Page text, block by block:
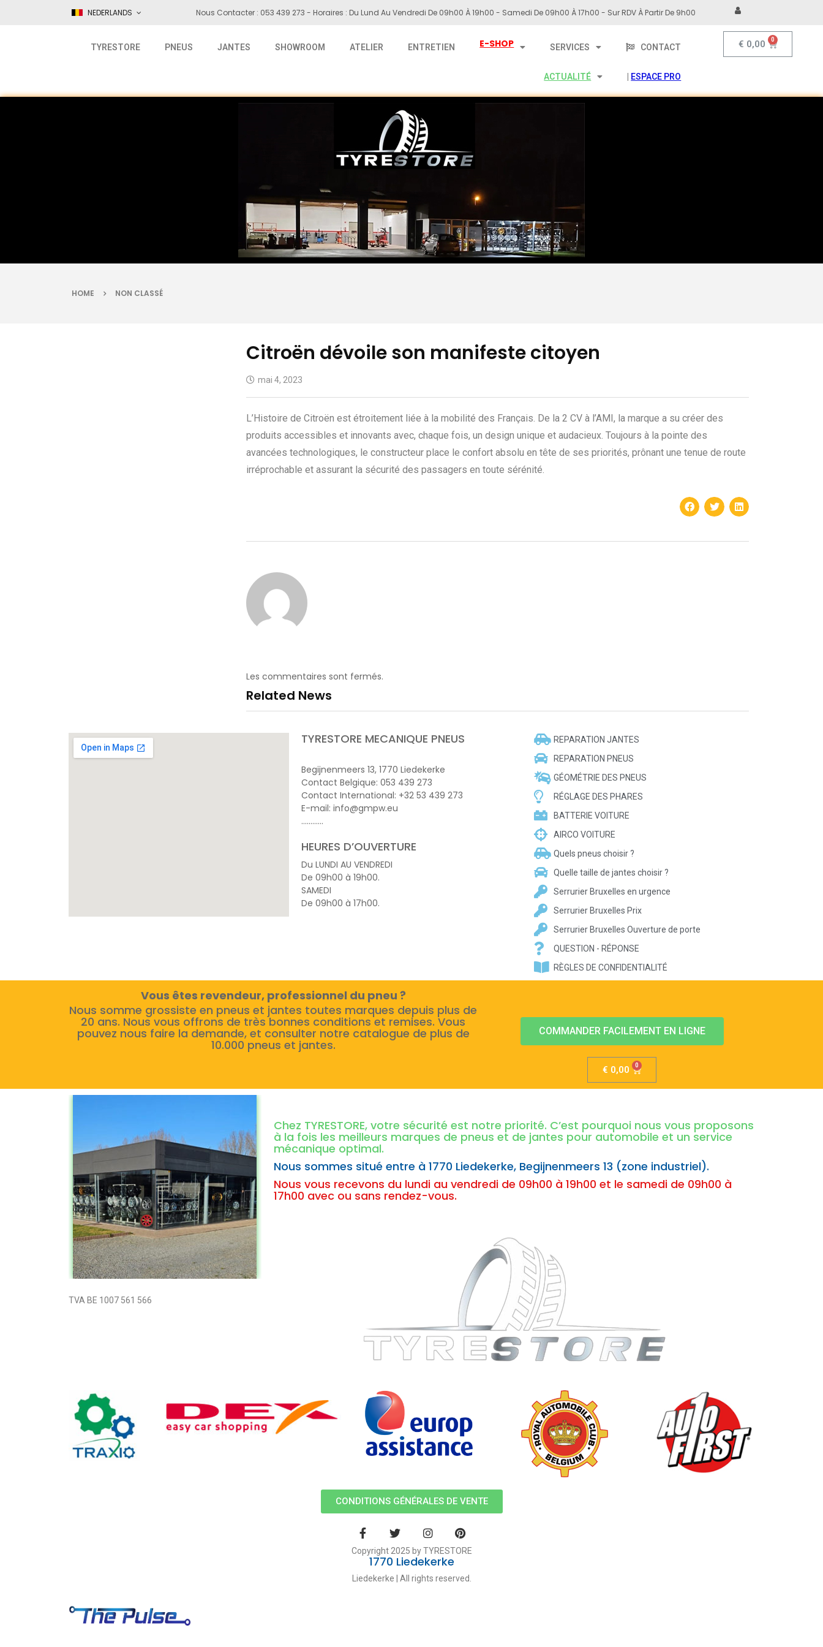
NEDERLANDS Nous Contacter : 053 439 273 - Horaires : Du Lund Au Vendredi De 09h00 À 19h00 - Samedi De 09h00 À 17h00 - Sur RDV À Partir De 9h00
TYRESTORE PNEUS JANTES SHOWROOM ATELIER ENTRETIEN E-SHOP SERVICES CONTACT
ACTUALITÉ ESPACE PRO
€ 0,00
HOME NON CLASSÉ
Citroën dévoile son manifeste citoyen
mai 4, 2023
L’Histoire de Citroën est étroitement liée à la mobilité des Français. De la 2 CV à l’AMI, la marque a su créer des
produits accessibles et innovants avec, chaque fois, un design unique et audacieux. Toujours à la pointe des
avancées technologiques, le constructeur place le confort absolu en tête de ses priorités, prônant une tenue de route
irréprochable et assurant la sécurité des passagers en toute sérénité.
Les commentaires sont fermés.
Related News
TYRESTORE MECANIQUE PNEUS
Begijnenmeers 13, 1770 Liedekerke
Contact Belgique: 053 439 273
Contact International: +32 53 439 273
E-mail: info@gmpw.eu
…………
HEURES D’OUVERTURE
Du LUNDI AU VENDREDI
De 09h00 à 19h00.
SAMEDI
De 09h00 à 17h00.
REPARATION JANTES
REPARATION PNEUS
GÉOMÉTRIE DES PNEUS
RÉGLAGE DES PHARES
BATTERIE VOITURE
AIRCO VOITURE
Quels pneus choisir ?
Quelle taille de jantes choisir ?
Serrurier Bruxelles en urgence
Serrurier Bruxelles Prix
Serrurier Bruxelles Ouverture de porte
QUESTION - RÉPONSE
RÈGLES DE CONFIDENTIALITÉ
Vous êtes revendeur, professionnel du pneu ?
Nous somme grossiste en pneus et jantes toutes marques depuis plus de
20 ans. Nous vous offrons de très bonnes conditions et remises. Vous
pouvez nous faire la demande, et consulter notre catalogue de plus de
10.000 pneus et jantes.
COMMANDER FACILEMENT EN LIGNE
€ 0,00
TVA BE 1007 561 566
Chez TYRESTORE, votre sécurité est notre priorité. C’est pourquoi nous vous proposons
à la fois les meilleurs marques de pneus et de jantes pour automobile et un service
mécanique optimal.
Nous sommes situé entre à 1770 Liedekerke, Begijnenmeers 13 (zone industriel).
Nous vous recevons du lundi au vendredi de 09h00 à 19h00 et le samedi de 09h00 à
17h00 avec ou sans rendez-vous.
CONDITIONS GÉNÉRALES DE VENTE
Copyright 2025 by TYRESTORE
1770 Liedekerke
Liedekerke | All rights reserved.